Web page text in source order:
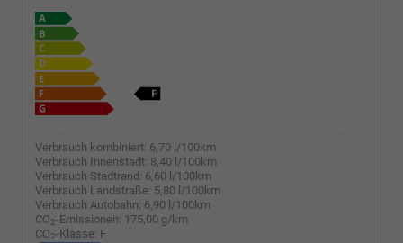
Verbrauch kombiniert: 6,70 l/100km
Verbrauch Innenstadt: 8,40 l/100km
Verbrauch Stadtrand: 6,60 l/100km
Verbrauch Landstraße: 5,80 l/100km
Verbrauch Autobahn: 6,90 l/100km
CO2-Emissionen: 175,00 g/km
CO2-Klasse: F